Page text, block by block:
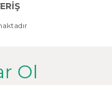
Ol